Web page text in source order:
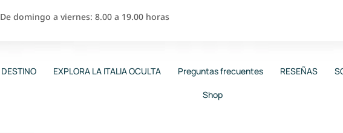
De domingo a viernes: 8.00 a 19.00 horas
DESTINO EXPLORA LA ITALIA OCULTA Preguntas frecuentes RESEÑAS
Shop